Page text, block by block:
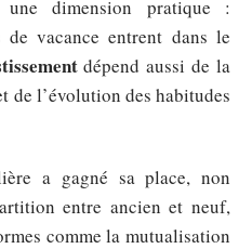
dimension pratique :
de vacance entrent dans le
dépend aussi de la
de l’évolution des habitudes
a gagné sa place, non
entre ancien et neuf,
comme la mutualisation